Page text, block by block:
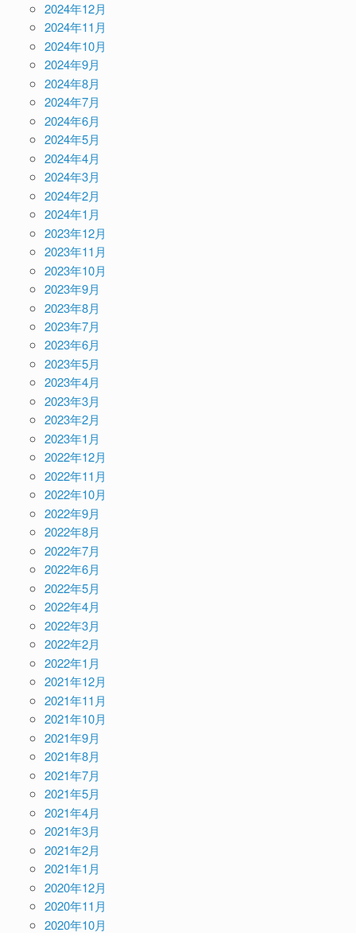
2024年12月
2024年11月
2024年10月
2024年9月
2024年8月
2024年7月
2024年6月
2024年5月
2024年4月
2024年3月
2024年2月
2024年1月
2023年12月
2023年11月
2023年10月
2023年9月
2023年8月
2023年7月
2023年6月
2023年5月
2023年4月
2023年3月
2023年2月
2023年1月
2022年12月
2022年11月
2022年10月
2022年9月
2022年8月
2022年7月
2022年6月
2022年5月
2022年4月
2022年3月
2022年2月
2022年1月
2021年12月
2021年11月
2021年10月
2021年9月
2021年8月
2021年7月
2021年5月
2021年4月
2021年3月
2021年2月
2021年1月
2020年12月
2020年11月
2020年10月